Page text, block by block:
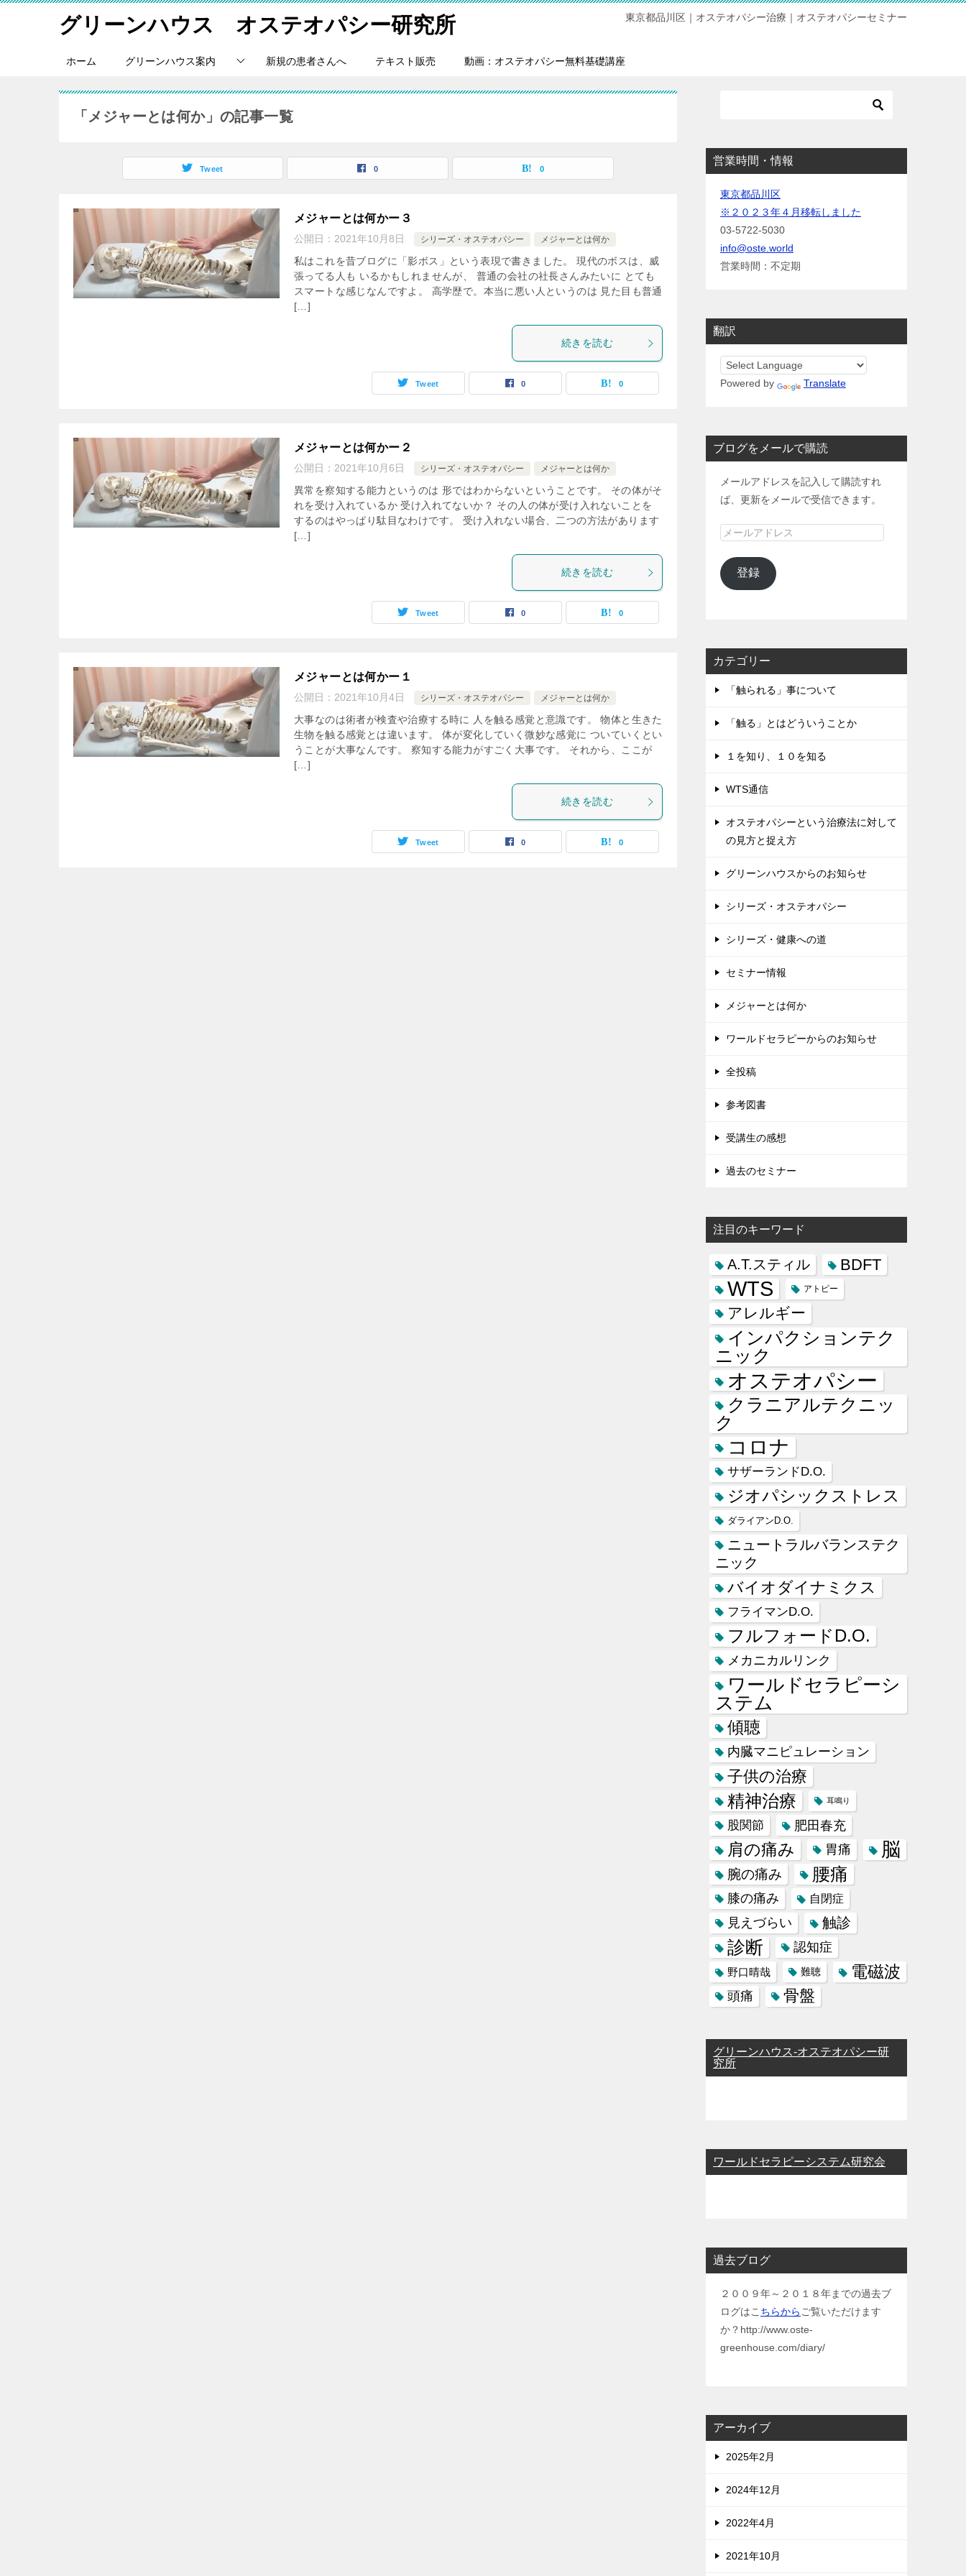
グリーンハウス オステオパシー研究所 東京都品川区｜オステオパシー治療｜オステオパシーセミナー
ホーム グリーンハウス案内 新規の患者さんへ テキスト販売 動画：オステオパシー無料基礎講座
「メジャーとは何か」の記事一覧
Tweet 0 0
メジャーとは何かー３
公開日： 2021年10月8日 シリーズ・オステオパシー メジャーとは何か
私はこれを昔ブログに「影ボス」という表現で書きました。 現代のボスは、威
張ってる人も いるかもしれませんが、 普通の会社の社長さんみたいに とても
スマートな感じなんですよ。 高学歴で。本当に悪い人というのは 見た目も普通
[…]
続きを読む
Tweet 0 0
メジャーとは何かー２
公開日： 2021年10月6日 シリーズ・オステオパシー メジャーとは何か
異常を察知する能力というのは 形ではわからないということです。 その体がそ
れを受け入れているか 受け入れてないか？ その人の体が受け入れないことを
するのはやっぱり駄目なわけです。 受け入れない場合、二つの方法があります
[…]
続きを読む
Tweet 0 0
メジャーとは何かー１
公開日： 2021年10月4日 シリーズ・オステオパシー メジャーとは何か
大事なのは術者が検査や治療する時に 人を触る感覚と意識です。 物体と生きた
生物を触る感覚とは違います。 体が変化していく微妙な感覚に ついていくとい
うことが大事なんです。 察知する能力がすごく大事です。 それから、ここが
[…]
続きを読む
Tweet 0 0
営業時間・情報
東京都品川区
※２０２３年４月移転しました
03-5722-5030
info@oste.world
営業時間：不定期
翻訳
Powered by Translate
ブログをメールで購読
メールアドレスを記入して購読すれ
ば、更新をメールで受信できます。
メ
ル
ア
登録
カテゴリー
「触られる」事について
「触る」とはどういうことか
１を知り、１０を知る
WTS通信
オステオパシーという治療法に対して
の見方と捉え方
グリーンハウスからのお知らせ
シリーズ・オステオパシー
シリーズ・健康への道
セミナー情報
メジャーとは何か
ワールドセラピーからのお知らせ
全投稿
参考図書
受講生の感想
過去のセミナー
注目のキーワード
A.T.スティル BDFT
WTS アトピー
アレルギー
インパクションテク
ニック
オステオパシー
クラニアルテクニッ
ク
コロナ
サザーランドD.O.
ジオパシックストレス
ダライアンD.O.
ニュートラルバランステク
ニック
バイオダイナミクス
フライマンD.O.
フルフォードD.O.
メカニカルリンク
ワールドセラピーシ
ステム
傾聴
内臓マニピュレーション
子供の治療
精神治療 耳鳴り
股関節 肥田春充
肩の痛み 胃痛 脳
腕の痛み 腰痛
膝の痛み 自閉症
見えづらい 触診
診断 認知症
野口晴哉 難聴 電磁波
頭痛 骨盤
グリーンハウス-オステオパシー研
究所
ワールドセラピーシステム研究会
過去ブログ
２００９年～２０１８年までの過去ブ
ログはこ ちらから ご覧いただけます
か？http://www.oste-
greenhouse.com/diary/
アーカイブ
2025年2月
2024年12月
2022年4月
2021年10月